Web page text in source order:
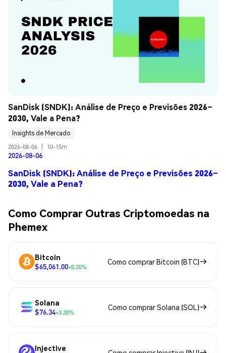
SanDisk (SNDK): Análise de Preço e Previsões 2026–
2030, Vale a Pena?
Insights de Mercado
2026-08-06
10-15m
2026-08-06
SanDisk (SNDK): Análise de Preço e Previsões 2026–
2030, Vale a Pena?
Como Comprar Outras Criptomoedas na
Phemex
Bitcoin
$65,061.00+0.20%
Como comprar Bitcoin (BTC)
Solana
$76.34+3.30%
Como comprar Solana (SOL)
Injective